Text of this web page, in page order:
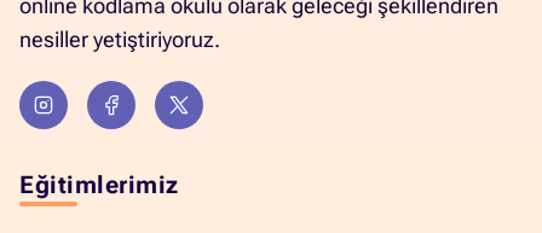
online kodlama okulu olarak geleceği şekillendiren
nesiller yetiştiriyoruz.
Eğitimlerimiz